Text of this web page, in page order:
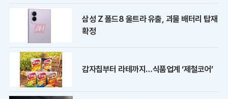
삼성 Z 폴드8 울트라 유출, 괴물 배터리 탑재
확정
감자칩부터 라테까지…식품업계 ‘제철코어’